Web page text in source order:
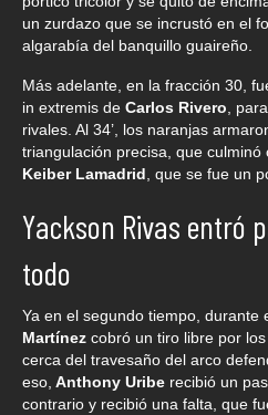
un zurdazo que se incrustó en el
algarabía del banquillo guaireño.
Más adelante, en la fracción 30,
in extremis de Carlos Rivero ,
rivales. Al 34’, los naranjas
triangulación precisa, que
Keiber Lamadrid , que se fue un
Yackson Rivas entró
todo
Ya en el segundo tiempo, durante
Martínez cobró un tiro libre por
cerca del travesaño del arco
eso, Anthony Uribe recibió un
contrario y recibió una falta, que